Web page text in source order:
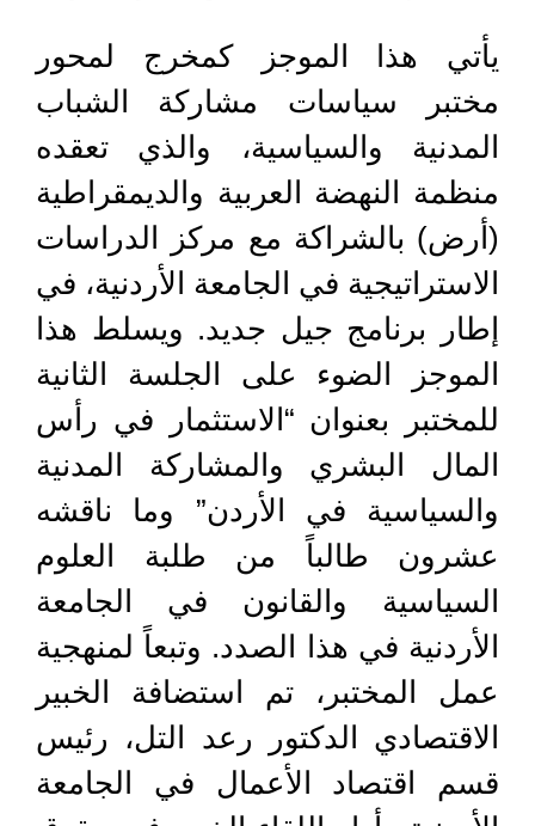
يأتي هذا الموجز كمخرج لمحور
مختبر سياسات مشاركة الشباب
المدنية والسياسية، والذي تعقده
منظمة النهضة العربية والديمقراطية
(أرض) بالشراكة مع مركز الدراسات
الاستراتيجية في الجامعة الأردنية، في
إطار برنامج جيل جديد. ويسلط هذا
الموجز الضوء على الجلسة الثانية
للمختبر بعنوان “الاستثمار في رأس
المال البشري والمشاركة المدنية
والسياسية في الأردن” وما ناقشه
عشرون طالباً من طلبة العلوم
السياسية والقانون في الجامعة
الأردنية في هذا الصدد. وتبعاً لمنهجية
عمل المختبر، تم استضافة الخبير
الاقتصادي الدكتور رعد التل، رئيس
قسم اقتصاد الأعمال في الجامعة